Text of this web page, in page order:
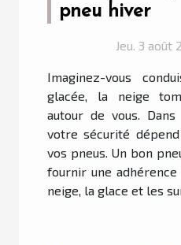
pneu hiver
Jeu. 3 août
Imaginez-vous
glacée, la neige
autour de vous.
votre sécurité
vos pneus. Un bon
fournir une
neige, la glace et les